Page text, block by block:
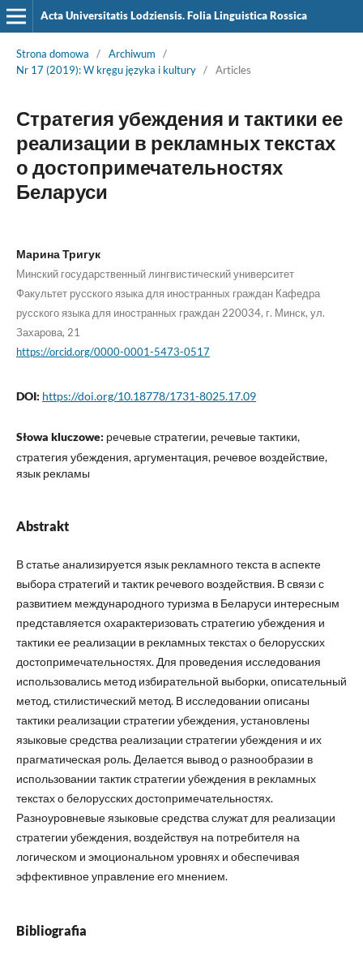
Acta Universitatis Lodziensis. Folia Linguistica Rossica
Strona domowa / Archiwum
/
Nr 17 (2019): W kręgu języka i kultury / Articles
Стратегия убеждения и тактики ее
реализации в рекламных текстах
о достопримечательностях
Беларуси
Марина Тригук
Минский государственный лингвистический университет
Факультет русского языка для иностранных граждан Кафедра
русского языка для иностранных граждан 220034, г. Минск, ул.
Захарова, 21
https://orcid.org/0000-0001-5473-0517
DOI: https://doi.org/10.18778/1731-8025.17.09
Słowa kluczowe: речевые стратегии, речевые тактики,
стратегия убеждения, аргументация, речевое воздействие,
язык рекламы
Abstrakt
В статье анализируется язык рекламного текста в аспекте
выбора стратегий и тактик речевого воздействия. В связи с
развитием международного туризма в Беларуси интересным
представляется охарактеризовать стратегию убеждения и
тактики ее реализации в рекламных текстах о белорусских
достопримечательностях. Для проведения исследования
использовались метод избирательной выборки, описательный
метод, стилистический метод. В исследовании описаны
тактики реализации стратегии убеждения, установлены
языковые средства реализации стратегии убеждения и их
прагматическая роль. Делается вывод о разнообразии в
использовании тактик стратегии убеждения в рекламных
текстах о белорусских достопримечательностях.
Разноуровневые языковые средства служат для реализации
стратегии убеждения, воздействуя на потребителя на
логическом и эмоциональном уровнях и обеспечивая
эффективное управление его мнением.
Bibliografia